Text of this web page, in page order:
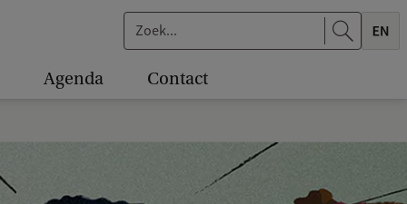
Agenda Contact